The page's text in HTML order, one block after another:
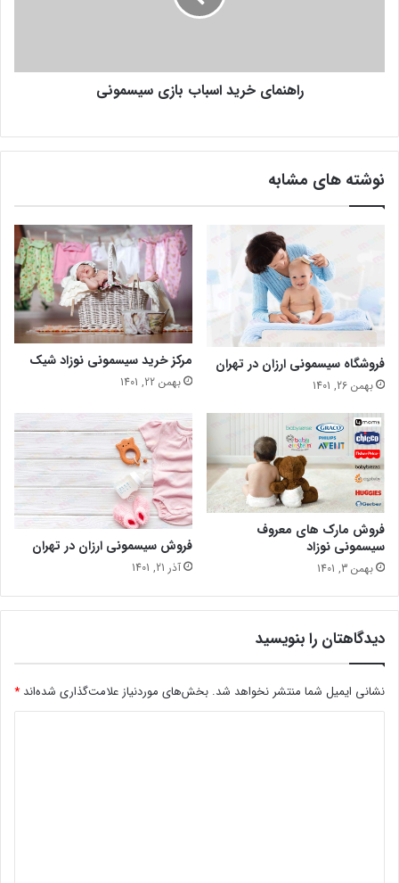
راهنمای خرید اسباب بازی سیسمونی
نوشته های مشابه
فروشگاه سیسمونی ارزان در تهران
بهمن 26, 1401
مرکز خرید سیسمونی نوزاد شیک
بهمن 22, 1401
فروش مارک های معروف
سیسمونی نوزاد
بهمن 3, 1401
فروش سیسمونی ارزان در تهران
آذر 21, 1401
دیدگاهتان را بنویسید
نشانی ایمیل شما منتشر نخواهد شد. بخش‌های موردنیاز علامت‌گذاری شده‌اند *